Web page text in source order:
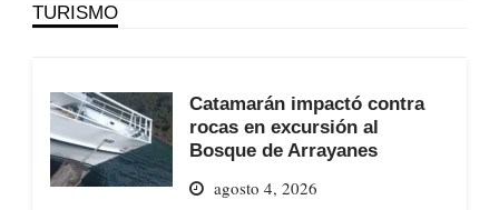
TURISMO
Catamarán impactó contra
rocas en excursión al
Bosque de Arrayanes
agosto 4, 2026